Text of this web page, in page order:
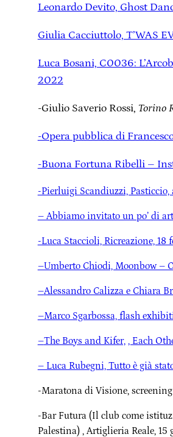
Leonardo Devito, Ghost
Giulia Cacciuttolo, T’WAS
Luca Bosani, C0036:
2022
-Giulio Saverio Rossi, Torino
-Opera pubblica di
-Buona Fortuna Ribelli –
-Pierluigi Scandiuzzi,
– Abbiamo invitato un po’ di
-Luca Staccioli, Ricreazione, 18
–Umberto Chiodi, Moonbow –
–Alessandro Calizza e Chiara
–Marco Sgarbossa, flash
–The Boys and Kifer, , Each
– Luca Rubegni, Tutto è già
-Maratona di Visione,
-Bar Futura (Il club come
Palestina) , Artiglieria Reale,